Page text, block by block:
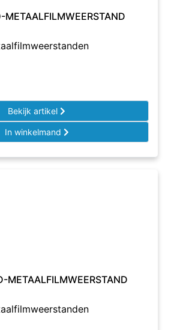
Bekijk artikel
In winkelmand
METAALFILMWEERSTAND